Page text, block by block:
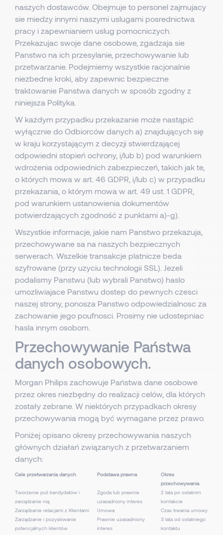
naszych dostawców. Obejmuje to personel zajmujacy
sie miedzy innymi naszymi uslugami posrednictwa
pracy i zapewnianiem uslug pomocniczych.
Przekazujac swoje dane osobowe, zgadzaja sie
Panstwo na ich przesylanie, przechowywanie lub
przetwarzanie. Podejmiemy wszystkie racjonalnie
niezbedne kroki, aby zapewnic bezpieczne
traktowanie Panstwa danych w sposób zgodny z
niniejsza Polityka.
W każdym przypadku przekazanie może nastąpić
wyłącznie do Odbiorców danych a) znajdujących się
w kraju korzystającym z decyzji stwierdzającej
odpowiedni stopień ochrony, i/lub b) pod warunkiem
wdrożenia odpowiednich zabezpieczeń, takich jak te,
o których mowa w art. 46 GDPR, i/lub c) w przypadku
przekazania, o którym mowa w art. 49 ust. 1 GDPR,
pod warunkiem ustanowienia dokumentów
potwierdzających zgodność z punktami a)-g).
Wszystkie informacje, jakie nam Panstwo przekazuja,
przechowywane sa na naszych bezpiecznych
serwerach. Wszelkie transakcje platnicze beda
szyfrowane (przy uzyciu technologii SSL). Jezeli
podalismy Panstwu (lub wybrali Panstwo) haslo
umozliwiajace Panstwu dostep do pewnych czesci
naszej strony, ponosza Panstwo odpowiedzialnosc za
zachowanie jego poufnosci. Prosimy nie udostepniac
hasla innym osobom.
Przechowywanie Państwa
danych osobowych.
Morgan Philips zachowuje Państwa dane osobowe
przez okres niezbędny do realizacji celów, dla których
zostały zebrane. W niektórych przypadkach okresy
przechowywania mogą być wymagane przez prawo.
Poniżej opisano okresy przechowywania naszych
głównych działań związanych z przetwarzaniem
danych:
Cele przetwarzania danych Podstawa prawna
Okres
przechowywania
Tworzenie puli kandydatów i
zarządzanie nią
Zgoda lub prawnie
uzasadniony interes
2 lata po ostatnim
kontakcie
Zarządzanie relacjami z Klientami
Umowa
Czas trwania umowy
Zarządzanie i pozyskiwanie
potencjalnych klientów
Prawnie uzasadniony
interes
3 lata od ostatniego
kontaktu